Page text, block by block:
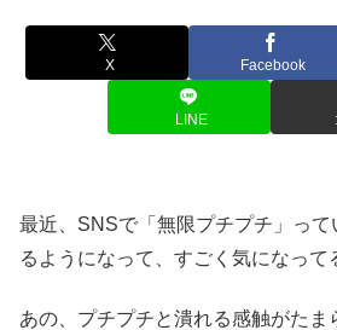
X Facebook
LINE
最近、SNSで「無限プチプチ」って
るようになって、すごく気になって
あの、プチプチと潰れる感触がたま